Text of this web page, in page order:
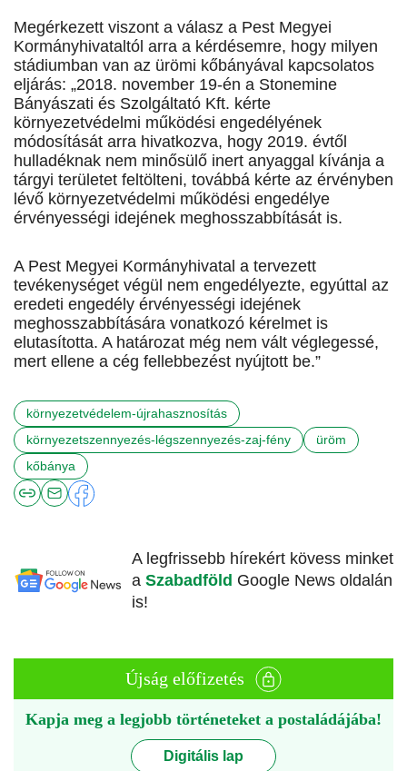
Megérkezett viszont a válasz a Pest Megyei
Kormányhivataltól arra a kérdésemre, hogy milyen
stádiumban van az ürömi kőbányával kapcsolatos
eljárás: „2018. november 19-én a Stonemine
Bányászati és Szolgáltató Kft. kérte
környezetvédelmi működési engedélyének
módosítását arra hivatkozva, hogy 2019. évtől
hulladéknak nem minősülő inert anyaggal kívánja a
tárgyi területet feltölteni, továbbá kérte az érvényben
lévő környezetvédelmi működési engedélye
érvényességi idejének meghosszabbítását is.
A Pest Megyei Kormányhivatal a tervezett
tevékenységet végül nem engedélyezte, egyúttal az
eredeti engedély érvényességi idejének
meghosszabbítására vonatkozó kérelmet is
elutasította. A határozat még nem vált véglegessé,
mert ellene a cég fellebbezést nyújtott be.”
környezetvédelem-újrahasznosítás
környezetszennyezés-légszennyezés-zaj-fény
üröm
kőbánya
A legfrissebb hírekért kövess minket
a Szabadföld Google News oldalán
is!
Újság előfizetés
Kapja meg a legjobb történeteket a postaládájába!
Digitális lap